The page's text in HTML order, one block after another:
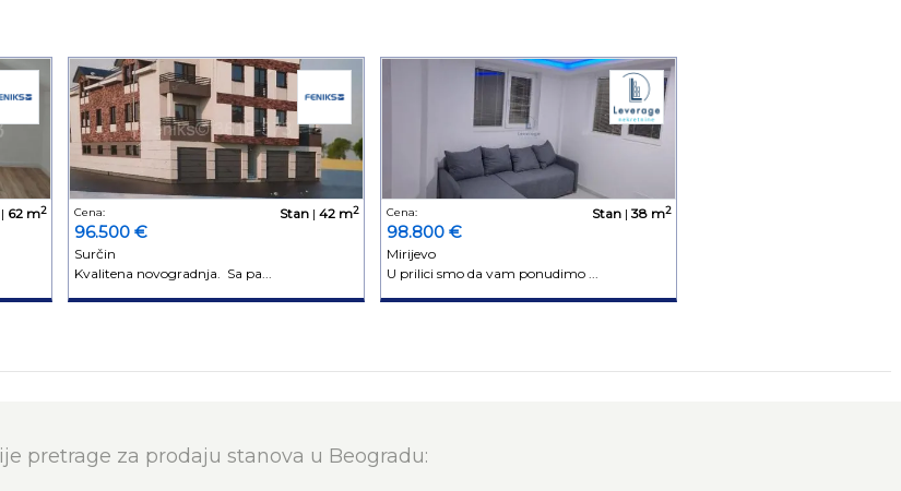
62 m2 Cena:
96.500 €
Stan| 42 m2
Surčin
Kvalitena novogradnja. Sa pa...
Cena:
98.800 €
Stan|38 m2
Mirijevo
U prilici smo da vam ponudimo ...
pretrage za prodaju stanova u Beogradu: